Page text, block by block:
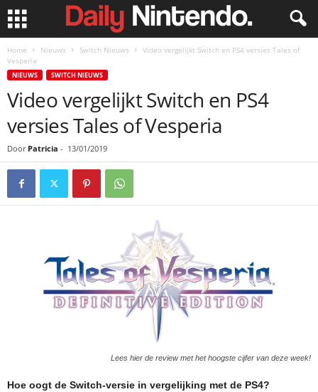
Home Nieuws Switch Nieuws
Video vergelijkt Switch en PS4 versies Tales of
Vesperia
NIEUWS SWITCH NIEUWS
Video vergelijkt Switch en PS4
versies Tales of Vesperia
Door Patricia - 13/01/2019
Lees hier de review met het hoogste cijfer van deze week!
Hoe oogt de Switch-versie in vergelijking met de PS4?